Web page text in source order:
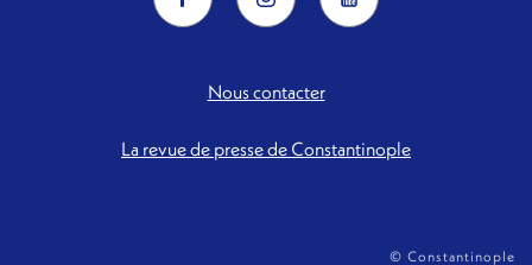
Nous contacter
La revue de presse de Constantinople
© Constantinople